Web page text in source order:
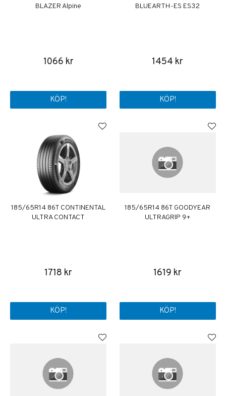
BLAZER Alpine
1066 kr
KÖP!
BLUEARTH-ES ES32
1454 kr
KÖP!
185/65R14 86T CONTINENTAL
ULTRA CONTACT
1718 kr
KÖP!
185/65R14 86T GOODYEAR
ULTRAGRIP 9+
1619 kr
KÖP!